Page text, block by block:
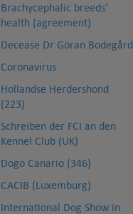
Brachycephalic breeds'
health (agreement)
Decease Dr Göran Bodegård
Coronavirus
Hollandse Herdershond
(223)
Schreiben der FCI an den
Kennel Club (UK)
Dogo Canario (346)
CACIB (Luxemburg)
International Dog Show in